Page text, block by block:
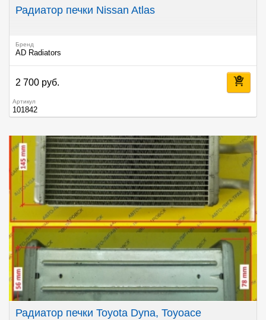
Радиатор печки Nissan Atlas
Бренд
AD Radiators
2 700 руб.
Артикул
101842
Радиатор печки Toyota Dyna, Toyoace